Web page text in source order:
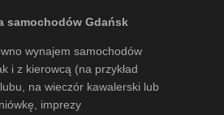
samochodów Gdańsk
wynajem samochodów
i z kierowcą (na przykład
na wieczór kawalerski lub
imprezy